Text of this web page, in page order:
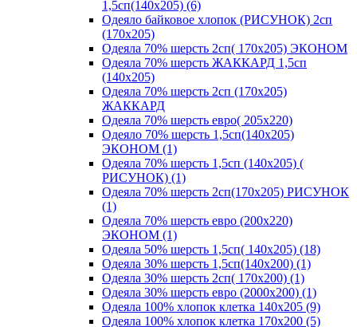
1,5сп(140х205) (6)
Одеяло байковое хлопок (РИСУНОК) 2сп
(170х205)
Одеяла 70% шерсть 2сп( 170х205) ЭКОНОМ
Одеяла 70% шерсть ЖАККАРД 1,5сп
(140х205)
Одеяла 70% шерсть 2сп (170х205)
ЖАККАРД
Одеяла 70% шерсть евро( 205х220)
Одеяло 70% шерсть 1,5сп(140х205)
ЭКОНОМ (1)
Одеяла 70% шерсть 1,5сп (140х205) (
РИСУНОК) (1)
Одеяла 70% шерсть 2сп(170х205) РИСУНОК
(1)
Одеяла 70% шерсть евро (200х220)
ЭКОНОМ (1)
Одеяла 50% шерсть 1,5сп( 140х205) (18)
Одеяла 30% шерсть 1,5сп(140х200) (1)
Одеяла 30% шерсть 2сп( 170х200) (1)
Одеяла 30% шерсть евро (2000х200) (1)
Одеяла 100% хлопок клетка 140х205 (9)
Одеяла 100% хлопок клетка 170х200 (5)